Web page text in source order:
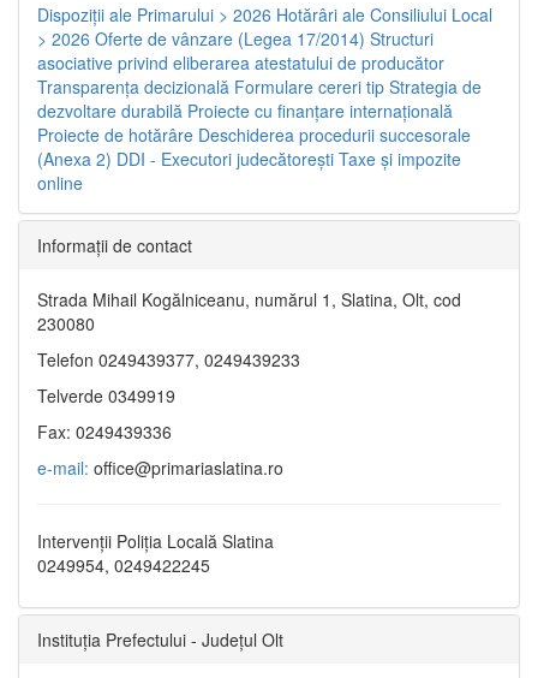
Dispoziţii ale Primarului > 2026 Hotărâri ale Consiliului Local
> 2026 Oferte de vânzare (Legea 17/2014) Structuri
asociative privind eliberarea atestatului de producător
Transparenţa decizională Formulare cereri tip Strategia de
dezvoltare durabilă Proiecte cu finanţare internaţională
Proiecte de hotărâre Deschiderea procedurii succesorale
(Anexa 2) DDI - Executori judecătorești Taxe şi impozite
online
Informaţii de contact
Strada Mihail Kogălniceanu, numărul 1, Slatina, Olt, cod
230080
Telefon 0249439377, 0249439233
Telverde 0349919
Fax: 0249439336
e-mail: office@primariaslatina.ro
Intervenții Poliția Locală Slatina
0249954, 0249422245
Instituția Prefectului - Județul Olt